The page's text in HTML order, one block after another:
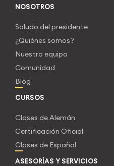
NOSOTROS
Saludo del presidente
¿Quiénes somos?
Nuestro equipo
Comunidad
Blog
CURSOS
Clases de Alemán
Certificación Oficial
Clases de Español
ASESORÍAS Y SERVICIOS